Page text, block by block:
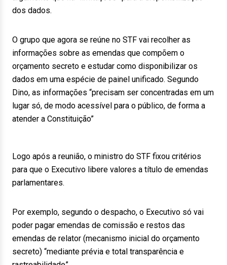
dos dados.
O grupo que agora se reúne no STF vai recolher as
informações sobre as emendas que compõem o
orçamento secreto e estudar como disponibilizar os
dados em uma espécie de painel unificado. Segundo
Dino, as informações “precisam ser concentradas em um
lugar só, de modo acessível para o público, de forma a
atender a Constituição”
Logo após a reunião, o ministro do STF fixou critérios
para que o Executivo libere valores a título de emendas
parlamentares.
Por exemplo, segundo o despacho, o Executivo só vai
poder pagar emendas de comissão e restos das
emendas de relator (mecanismo inicial do orçamento
secreto) “mediante prévia e total transparência e